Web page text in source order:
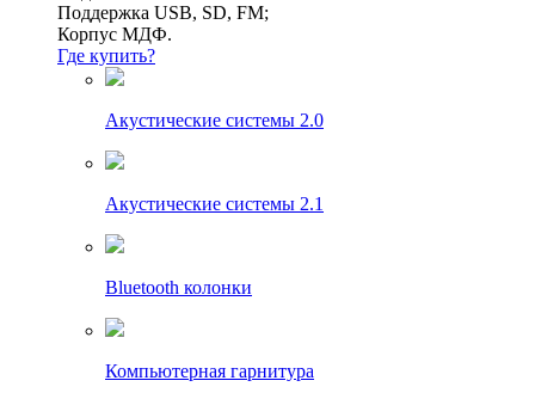
Поддержка USB, SD, FM;
Корпус МДФ.
Где купить?
Акустические системы 2.0
Акустические системы 2.1
Bluetooth колонки
Компьютерная гарнитура